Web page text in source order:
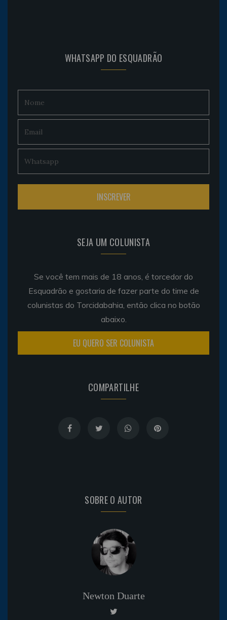
WHATSAPP DO ESQUADRÃO
SEJA UM COLUNISTA
Se você tem mais de 18 anos, é torcedor do
Esquadrão e gostaria de fazer parte do time de
colunistas do Torcidabahia, então clica no botão
abaixo.
EU QUERO SER COLUNISTA
COMPARTILHE
SOBRE O AUTOR
Newton Duarte